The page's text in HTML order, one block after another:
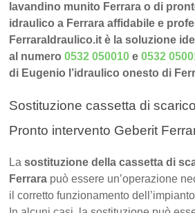
lavandino munito Ferrara o di
idraulico a Ferrara affidabile e
FerraraIdraulico.it è la soluzione
al numero0532 050010 e0532
di Eugenio l’idraulico onesto di
Sostituzione cassetta di
Pronto intervento Geberit
Lasostituzione della cassetta di
Ferrara può essere un’operazione
il corretto funzionamento